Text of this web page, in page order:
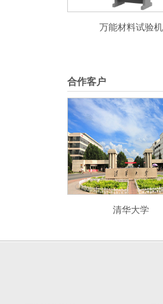
万能材料试验机
合作客户
清华大学